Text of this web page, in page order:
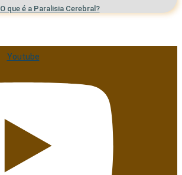
O que é a Paralisia Cerebral?
Youtube